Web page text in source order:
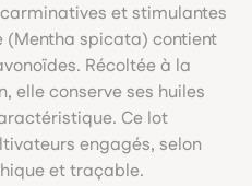
et stimulantes
(Mentha spicata) contient
Récoltée à la
elle conserve ses huiles
Ce lot
engagés, selon
et traçable.